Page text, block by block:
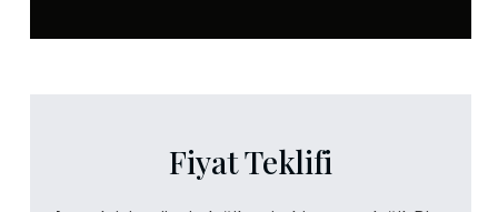
Fiyat Teklifi